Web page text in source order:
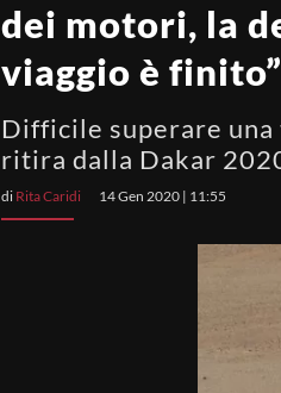
dei motori, la
viaggio è finito”
Difficile superare
ritira dalla Dakar
di Rita Caridi 14 Gen 2020 | 11:55